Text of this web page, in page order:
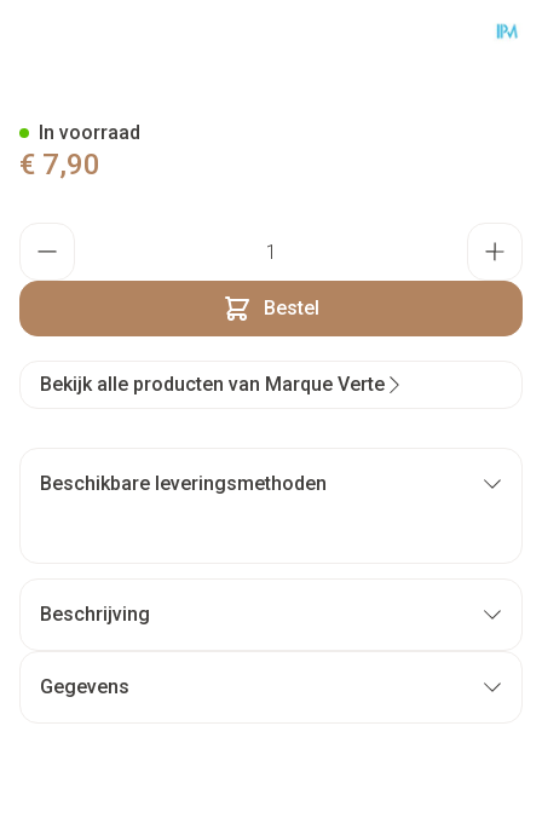
€ 7,90
Bestel
In voorraad
Bekijk alle producten van Marque Verte
Beschikbare leveringsmethoden
Beschrijving
Gegevens